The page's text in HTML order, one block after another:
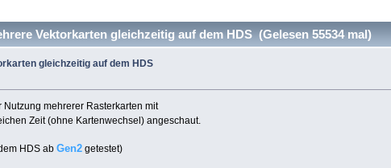
Vektorkarten gleichzeitig auf dem HDS (Gelesen 55534 mal)
gleichzeitig auf dem HDS
mehrerer Rasterkarten mit
Zeit (ohne Kartenwechsel) angeschaut.
HDS abGen2 getestet)